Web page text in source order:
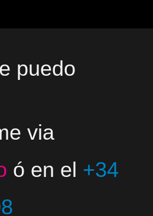
puedo
via
ó en el +34